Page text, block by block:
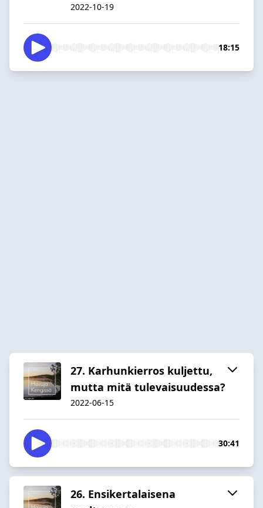
2022-10-19
18:15
27. Karhunkierros kuljettu,
mutta mitä tulevaisuudessa?
2022-06-15
30:41
26. Ensikertalaisena